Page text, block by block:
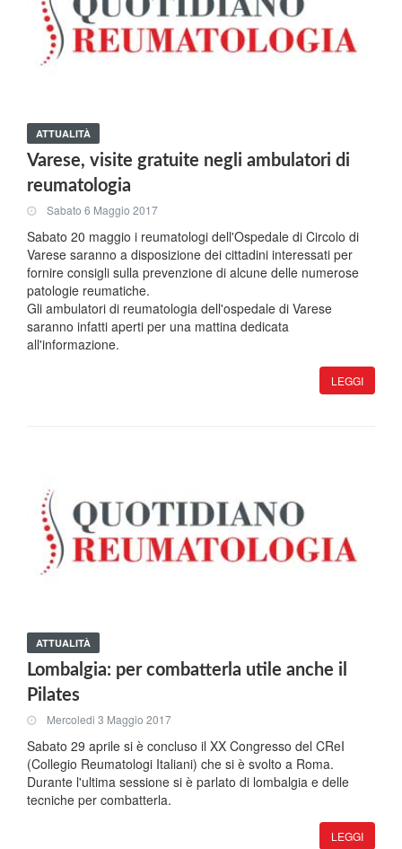
ATTUALITÀ
Varese, visite gratuite negli ambulatori di
reumatologia
Sabato 6 Maggio 2017
Sabato 20 maggio i reumatologi dell'Ospedale di Circolo di
Varese saranno a disposizione dei cittadini interessati per
fornire consigli sulla prevenzione di alcune delle numerose
patologie reumatiche.
Gli ambulatori di reumatologia dell'ospedale di Varese
saranno infatti aperti per una mattina dedicata
all'informazione.
LEGGI
ATTUALITÀ
Lombalgia: per combatterla utile anche il
Pilates
Mercoledi 3 Maggio 2017
Sabato 29 aprile si è concluso il XX Congresso del CReI
(Collegio Reumatologi Italiani) che si è svolto a Roma.
Durante l'ultima sessione si è parlato di lombalgia e delle
tecniche per combatterla.
LEGGI